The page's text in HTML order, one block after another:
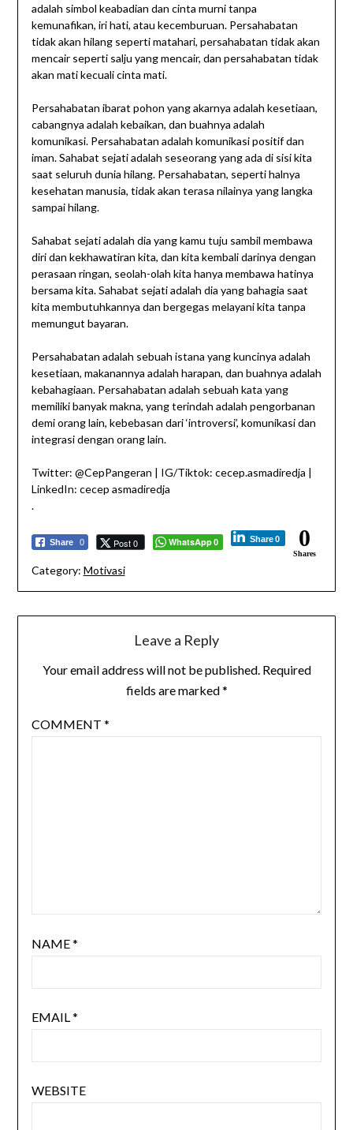
adalah simbol keabadian dan cinta murni tanpa
kemunafikan, iri hati, atau kecemburuan. Persahabatan
tidak akan hilang seperti matahari, persahabatan tidak akan
mencair seperti salju yang mencair, dan persahabatan tidak
akan mati kecuali cinta mati.
Persahabatan ibarat pohon yang akarnya adalah kesetiaan,
cabangnya adalah kebaikan, dan buahnya adalah
komunikasi. Persahabatan adalah komunikasi positif dan
iman. Sahabat sejati adalah seseorang yang ada di sisi kita
saat seluruh dunia hilang. Persahabatan, seperti halnya
kesehatan manusia, tidak akan terasa nilainya yang langka
sampai hilang.
Sahabat sejati adalah dia yang kamu tuju sambil membawa
diri dan kekhawatiran kita, dan kita kembali darinya dengan
perasaan ringan, seolah-olah kita hanya membawa hatinya
bersama kita. Sahabat sejati adalah dia yang bahagia saat
kita membutuhkannya dan bergegas melayani kita tanpa
memungut bayaran.
Persahabatan adalah sebuah istana yang kuncinya adalah
kesetiaan, makanannya adalah harapan, dan buahnya adalah
kebahagiaan. Persahabatan adalah sebuah kata yang
memiliki banyak makna, yang terindah adalah pengorbanan
demi orang lain, kebebasan dari ‘introversi’, komunikasi dan
integrasi dengan orang lain.
Twitter: @CepPangeran | IG/Tiktok: cecep.asmadiredja |
LinkedIn: cecep asmadiredja
.
Share 0 Post 0 WhatsApp 0 Share 0 0
Shares
Category: Motivasi
Leave a Reply
Your email address will not be published. Required
fields are marked*
COMMENT *
NAME*
EMAIL*
WEBSITE